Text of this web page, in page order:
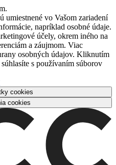
umiestnené vo Vašom zariadení
napríklad osobné údaje.
účely, okrem iného na
a záujmom. Viac
osobných údajov. Kliknutím
s používaním súborov
cookies
cookies